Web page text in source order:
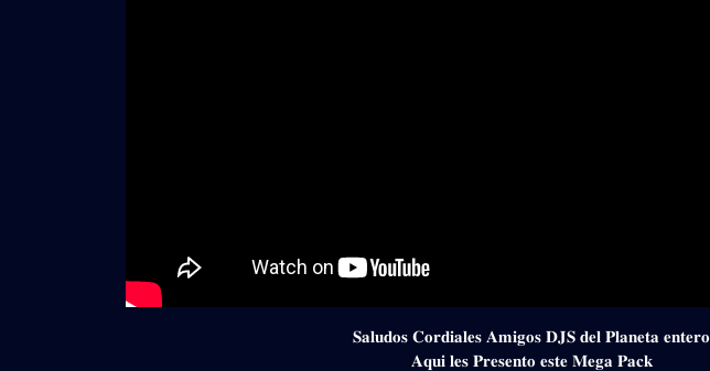
𝐒𝐚𝐥𝐮𝐝𝐨𝐬 𝐂𝐨𝐫𝐝𝐢𝐚𝐥𝐞𝐬 𝐀𝐦𝐢𝐠𝐨𝐬 𝐃𝐉𝐒 𝐝𝐞𝐥 𝐏𝐥𝐚𝐧𝐞𝐭𝐚 𝐞𝐧𝐭𝐞𝐫𝐨
𝐀𝐪𝐮𝐢 𝐥𝐞𝐬 𝐏𝐫𝐞𝐬𝐞𝐧𝐭𝐨 𝐞𝐬𝐭𝐞 𝐌𝐞𝐠𝐚 𝐏𝐚𝐜𝐤